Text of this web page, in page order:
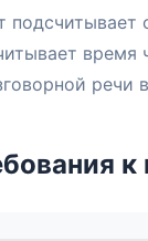
время
речи
к